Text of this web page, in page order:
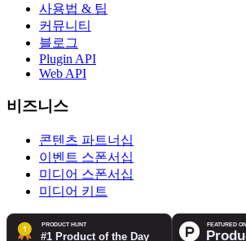
사용법 & 팁
커뮤니티
블로그
Plugin API
Web API
비즈니스
콘텐츠 파트너십
이벤트 스폰서십
미디어 스폰서십
미디어 키트